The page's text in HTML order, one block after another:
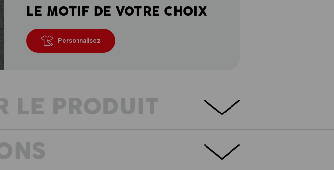
LE MOTIF DE VOTRE CHOIX
Personnalisez
LE PRODUIT
DESCRIPTION EXTRAS